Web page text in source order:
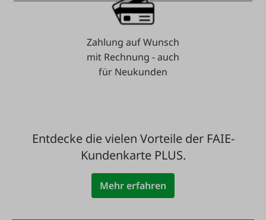
Zahlung auf Wunsch
mit Rechnung - auch
für Neukunden
Entdecke die vielen Vorteile der FAIE-
Kundenkarte PLUS.
Mehr erfahren